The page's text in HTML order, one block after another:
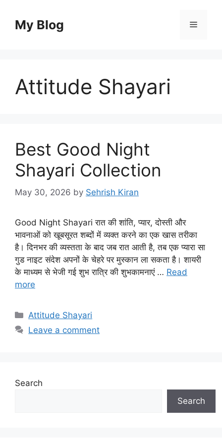
contentMy Blog Menu
Attitude Shayari
Best Good Night
Shayari Collection
May 30, 2026 by Sehrish Kiran
Good Night Shayari रात की शांति, प्यार, दोस्ती और
भावनाओं को खूबसूरत शब्दों में व्यक्त करने का एक खास तरीका
है। दिनभर की व्यस्तता के बाद जब रात आती है, तब एक प्यारा सा
गुड नाइट संदेश अपनों के चेहरे पर मुस्कान ला सकता है। शायरी
के माध्यम से भेजी गई शुभ रात्रि की शुभकामनाएं … Read
more
Categories
Attitude Shayari
Leave a comment
Search
Search